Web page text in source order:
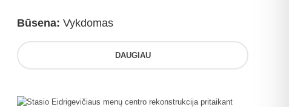
Būsena: Vykdomas
DAUGIAU